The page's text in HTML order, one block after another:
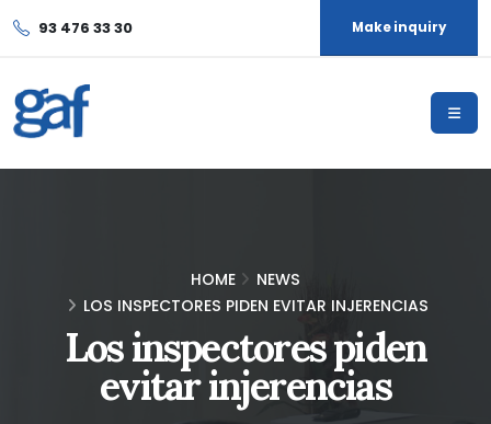
93 476 33 30 Make inquiry
HOME
NEWS
LOS INSPECTORES PIDEN EVITAR INJERENCIAS
Los inspectores piden
evitar injerencias